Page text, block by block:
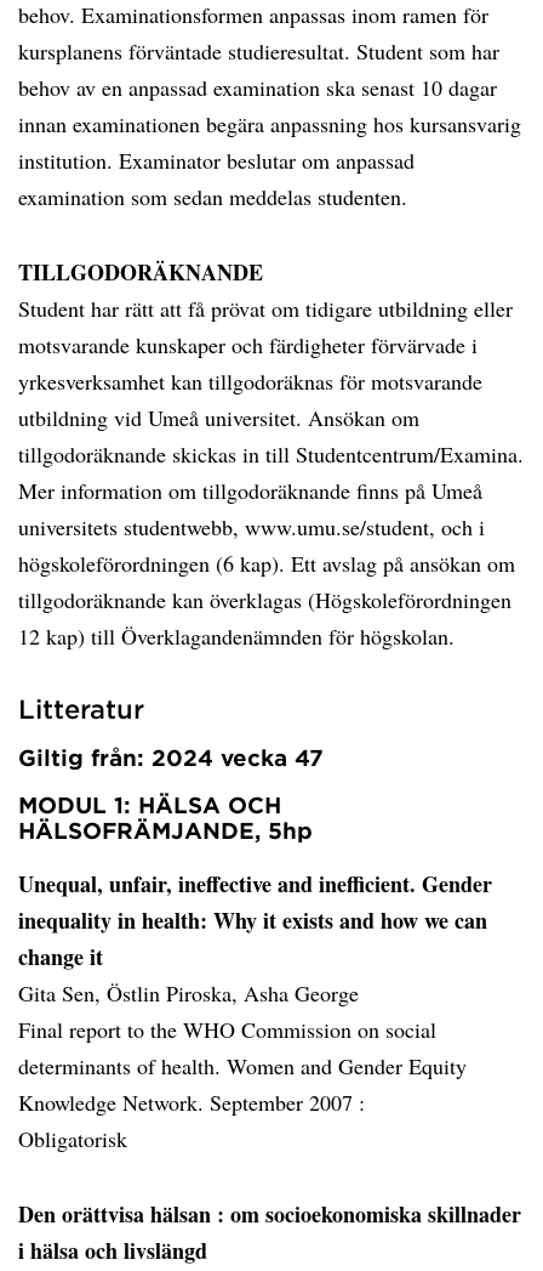
behov. Examinationsformen anpassas inom ramen för
kursplanens förväntade studieresultat. Student som har
behov av en anpassad examination ska senast 10 dagar
innan examinationen begära anpassning hos kursansvarig
institution. Examinator beslutar om anpassad
examination som sedan meddelas studenten.
TILLGODORÄKNANDE
Student har rätt att få prövat om tidigare utbildning eller
motsvarande kunskaper och färdigheter förvärvade i
yrkesverksamhet kan tillgodoräknas för motsvarande
utbildning vid Umeå universitet. Ansökan om
tillgodoräknande skickas in till Studentcentrum/Examina.
Mer information om tillgodoräknande finns på Umeå
universitets studentwebb, www.umu.se/student, och i
högskoleförordningen (6 kap). Ett avslag på ansökan om
tillgodoräknande kan överklagas (Högskoleförordningen
12 kap) till Överklagandenämnden för högskolan.
Litteratur
Giltig från: 2024 vecka 47
MODUL 1: HÄLSA OCH
HÄLSOFRÄMJANDE, 5hp
Unequal, unfair, ineffective and inefficient. Gender
inequality in health: Why it exists and how we can
change it
Gita Sen, Östlin Piroska, Asha George
Final report to the WHO Commission on social
determinants of health. Women and Gender Equity
Knowledge Network. September 2007 :
Obligatorisk
Den orättvisa hälsan : om socioekonomiska skillnader
i hälsa och livslängd